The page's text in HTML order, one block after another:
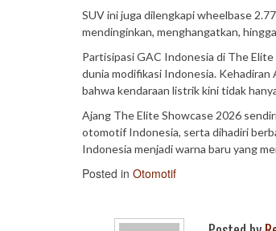
SUV ini juga dilengkapi wheelbase
mendinginkan, menghangatkan,
Partisipasi GAC Indonesia di The
dunia modifikasi Indonesia.
bahwa kendaraan listrik kini tidak
Ajang The Elite Showcase 2026
otomotif Indonesia, serta dihadiri
Indonesia menjadi warna baru yang
Posted in Otomotif